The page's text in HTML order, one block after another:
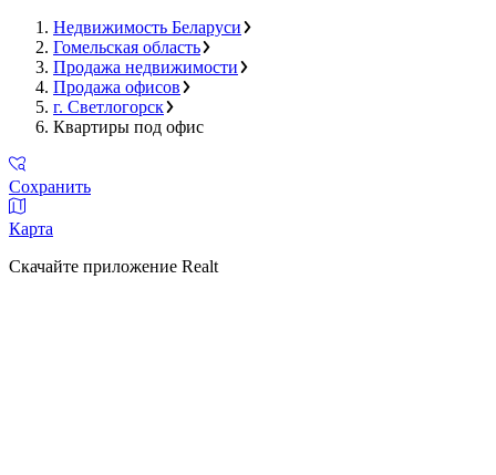
Недвижимость Беларуси
Гомельская область
Продажа недвижимости
Продажа офисов
г. Светлогорск
Квартиры под офис
Сохранить
Карта
Скачайте приложение Realt